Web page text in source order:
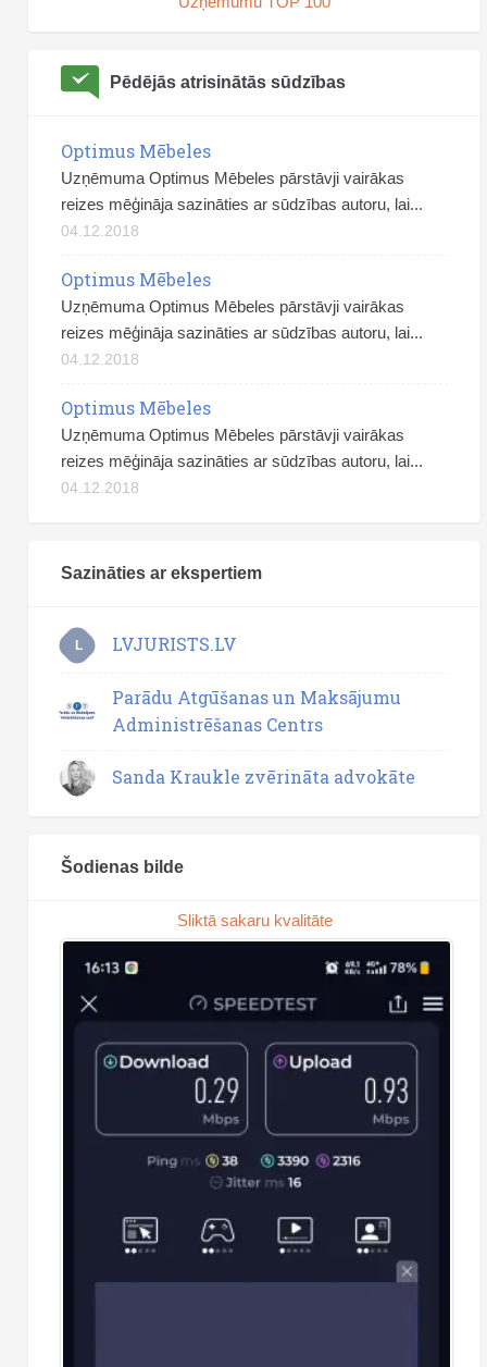
Pēdējās atrisinātās sūdzības
Optimus Mēbeles
Uzņēmuma Optimus Mēbeles pārstāvji vairākas
reizes mēģināja sazināties ar sūdzības autoru, lai...
04.12.2018
Optimus Mēbeles
Uzņēmuma Optimus Mēbeles pārstāvji vairākas
reizes mēģināja sazināties ar sūdzības autoru, lai...
04.12.2018
Optimus Mēbeles
Uzņēmuma Optimus Mēbeles pārstāvji vairākas
reizes mēģināja sazināties ar sūdzības autoru, lai...
04.12.2018
Sazināties ar ekspertiem
L LVJURISTS.LV
Parādu Atgūšanas un Maksājumu
Administrēšanas Centrs
Sanda Kraukle zvērināta advokāte
Šodienas bilde
Sliktā sakaru kvalitāte